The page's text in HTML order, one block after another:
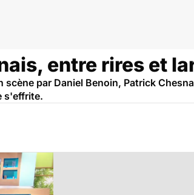
entre rires et
par Daniel Benoin, Patrick
s'effrite.